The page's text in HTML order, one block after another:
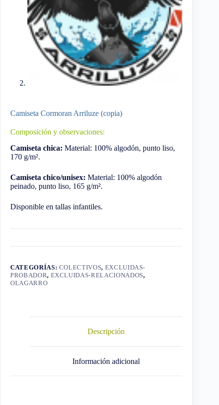
Camiseta Cormoran Arriluze (copia)
Composición y observaciones:
Camiseta chica: Material: 100% algodón, punto liso,
170 g/m².
Camiseta chico/unisex: Material: 100% algodón
peinado, punto liso, 165 g/m².
Disponible en tallas infantiles.
CATEGORÍAS: COLECTIVOS, EXCLUIDAS-
PROBADOR, EXCLUIDAS-RELACIONADOS,
OLAGARRO
Descripción
Información adicional